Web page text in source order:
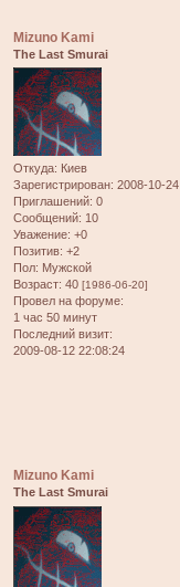
Mizuno Kami
The Last Smurai
Откуда: Киев
Зарегистрирован: 2008-10-24
Приглашений: 0
Сообщений: 10
Уважение: +0
Позитив: +2
Пол: Мужской
Возраст: 40 [1986-06-20]
Провел на форуме:
1 час 50 минут
Последний визит:
2009-08-12 22:08:24
Mizuno Kami
The Last Smurai